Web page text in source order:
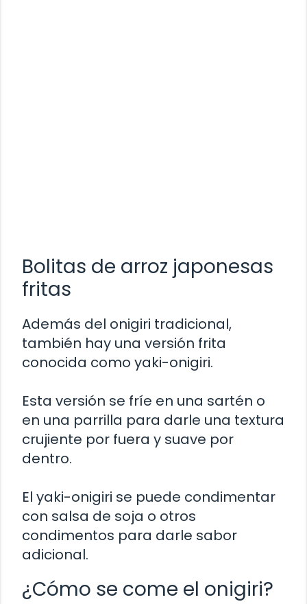
Bolitas de arroz japonesas
fritas
Además del onigiri tradicional,
también hay una versión frita
conocida como yaki-onigiri.
Esta versión se fríe en una sartén o
en una parrilla para darle una textura
crujiente por fuera y suave por
dentro.
El yaki-onigiri se puede condimentar
con salsa de soja o otros
condimentos para darle sabor
adicional.
¿Cómo se come el onigiri?